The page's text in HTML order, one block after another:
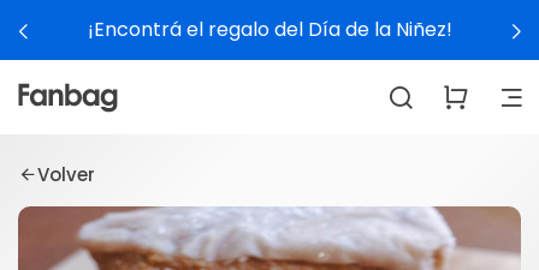
¡Encontrá el regalo del Día de la Niñez!
Volver